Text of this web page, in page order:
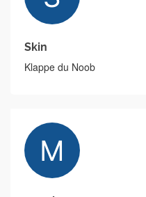
Skin
Klappe du Noob